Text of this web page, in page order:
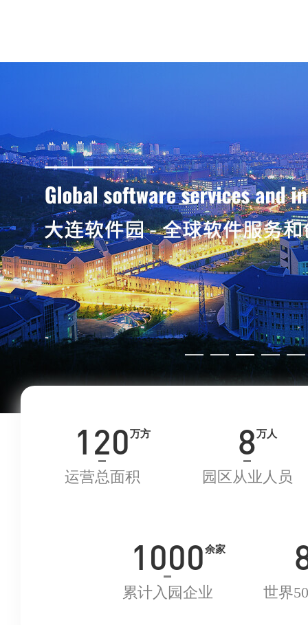
120万方
运营总面积
8万人
园区从业人员
1000余家
累计入园企业 世界